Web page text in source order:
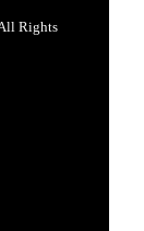
Rights